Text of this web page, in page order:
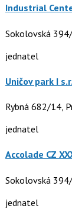
Industrial
Sokolovská
jednatel
Uničov park I
Rybná 682/14,
jednatel
Accolade CZ
Sokolovská
jednatel